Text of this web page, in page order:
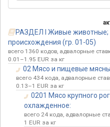
РАЗДЕЛ I Живые животные;
происхождения (гр. 01-05)
всего 1360 кодов, адвалорные
0.01–1.95 EUR за кг
02 Мясо и пищевые
всего 434 кода, адвалорные
0.13–1 EUR за кг
0201 Мясо крупного
охлажденное:
всего 24 кода, адвалорные
1 EUR за кг